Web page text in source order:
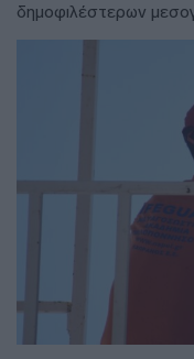
δημοφιλέστερων